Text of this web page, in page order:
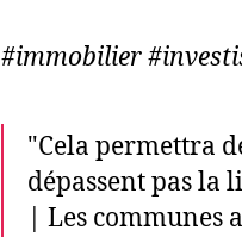
#immobilier
"Cela permettra
dépassent pas la
| Les